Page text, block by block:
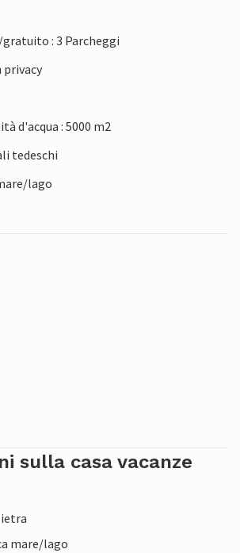
: 3 Parcheggi
privacy
d'acqua : 5000 m2
tedeschi
lago
sulla casa vacanze
mare/lago